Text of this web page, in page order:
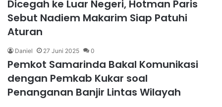
Dicegah ke Luar Negeri, Hotman Paris
Sebut Nadiem Makarim Siap Patuhi
Aturan
Daniel 27 Juni 2025 0
Pemkot Samarinda Bakal Komunikasi
dengan Pemkab Kukar soal
Penanganan Banjir Lintas Wilayah